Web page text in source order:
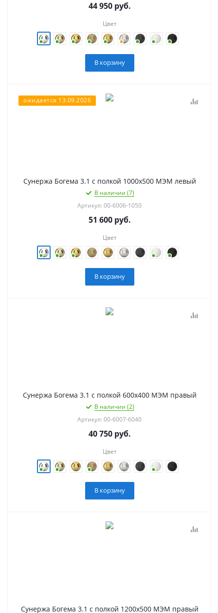
44 950руб.
Цвет
В корзину
ожидается 13.09.2026
Сунержа Богема 3.1 с полкой 1000х500 МЭМ левый
В наличии (7)
Артикул: 00-6006-1050
51 600руб.
Цвет
В корзину
Сунержа Богема 3.1 с полкой 600х400 МЭМ правый
В наличии (2)
Артикул: 00-6007-6040
40 750руб.
Цвет
В корзину
Сунержа Богема 3.1 с полкой 1200х500 МЭМ правый